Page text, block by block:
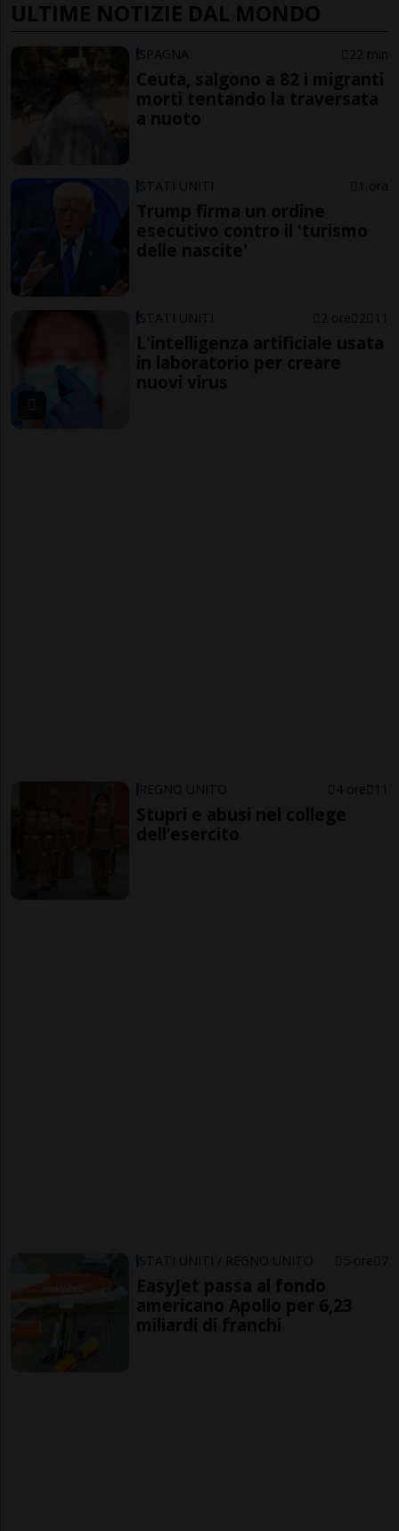
ULTIME NOTIZIE DAL MONDO
SPAGNA 22 min
Ceuta, salgono a 82 i migranti
morti tentando la traversata
a nuoto
STATI UNITI 1 ora
Trump firma un ordine
esecutivo contro il 'turismo
delle nascite'
STATI UNITI 2 ore 2 11
L'intelligenza artificiale usata
in laboratorio per creare
nuovi virus
REGNO UNITO 4 ore 11
Stupri e abusi nel college
dell’esercito
STATI UNITI / REGNO UNITO 5 ore 7
EasyJet passa al fondo
americano Apollo per 6,23
miliardi di franchi